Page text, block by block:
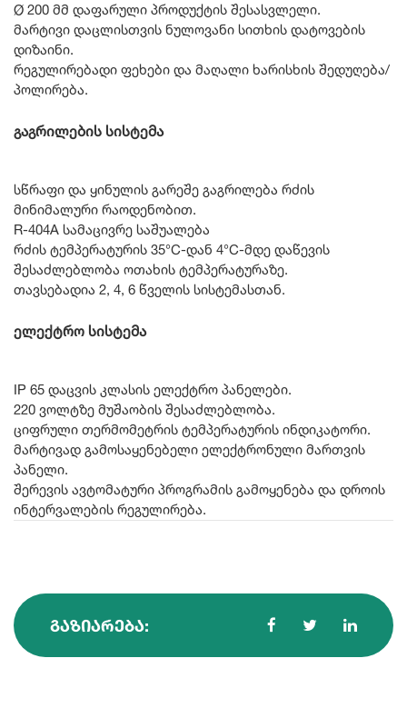
Ø 200 მმ დაფარული პროდუქტის შესასვლელი.
მარტივი დაცლისთვის ნულოვანი სითხის დატოვების
დიზაინი.
რეგულირებადი ფეხები და მაღალი ხარისხის შედუღება/
პოლირება.
გაგრილების სისტემა
სწრაფი და ყინულის გარეშე გაგრილება რძის
მინიმალური რაოდენობით.
R-404A სამაცივრე საშუალება
რძის ტემპერატურის 35°C-დან 4°C-მდე დაწევის
შესაძლებლობა ოთახის ტემპერატურაზე.
თავსებადია 2, 4, 6 წველის სისტემასთან.
ელექტრო სისტემა
IP 65 დაცვის კლასის ელექტრო პანელები.
220 ვოლტზე მუშაობის შესაძლებლობა.
ციფრული თერმომეტრის ტემპერატურის ინდიკატორი.
მარტივად გამოსაყენებელი ელექტრონული მართვის
პანელი.
შერევის ავტომატური პროგრამის გამოყენება და დროის
ინტერვალების რეგულირება.
ᲒᲐᲖᲘᲐᲠᲔᲑᲐ: